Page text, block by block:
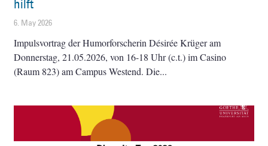
hilft
6. May 2026
Impulsvortrag der Humorforscherin Désirée Krüger am
Donnerstag, 21.05.2026, von 16-18 Uhr (c.t.) im Casino
(Raum 823) am Campus Westend. Die